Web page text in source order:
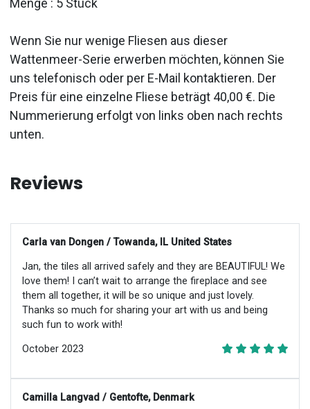
Menge : 5 Stück
Wenn Sie nur wenige Fliesen aus dieser
Wattenmeer-Serie erwerben möchten, können Sie
uns telefonisch oder per E-Mail kontaktieren. Der
Preis für eine einzelne Fliese beträgt 40,00 €. Die
Nummerierung erfolgt von links oben nach rechts
unten.
Reviews
Carla van Dongen / Towanda, IL United States
Jan, the tiles all arrived safely and they are BEAUTIFUL! We
love them! I can’t wait to arrange the fireplace and see
them all together, it will be so unique and just lovely.
Thanks so much for sharing your art with us and being
such fun to work with!
October 2023
Camilla Langvad / Gentofte, Denmark